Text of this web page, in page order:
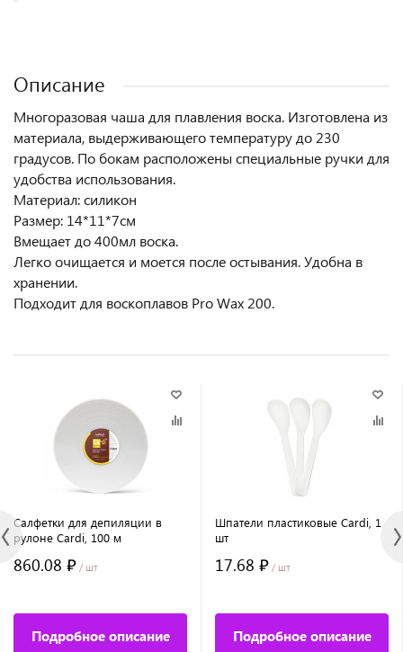
Описание
Многоразовая чаша для плавления воска. Изготовлена из
материала, выдерживающего температуру до 230
градусов. По бокам расположены специальные ручки для
удобства использования.
Материал: силикон
Размер: 14*11*7см
Вмещает до 400мл воска.
Легко очищается и моется после остывания. Удобна в
хранении.
Подходит для воскоплавов Pro Wax 200.
Салфетки для депиляции в
рулоне Cardi, 100 м
860.08 ₽ / шт
Подробное описание
Шпатели пластиковые Cardi, 1
шт
17.68 ₽ / шт
Подробное описание